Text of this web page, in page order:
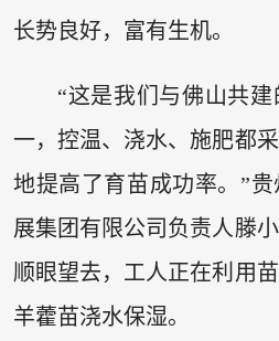
长势良好，富有生机。
“这是我们与佛山共
一，控温、浇水、施肥都
地提高了育苗成功率。”
展集团有限公司负责人滕
顺眼望去，工人正在利用
羊藿苗浇水保湿。